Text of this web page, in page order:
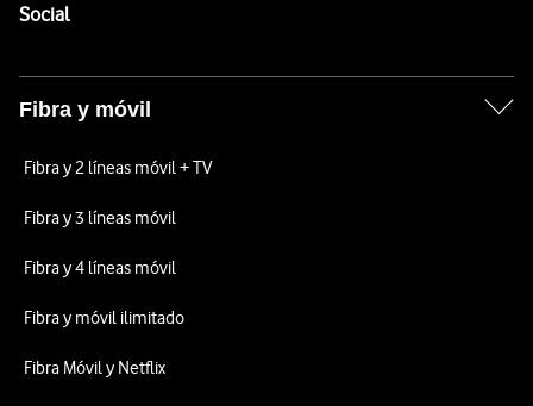
SocialEnlaces a las redes sociales de Vodafone
Fibra y móvil
Fibra y 2 líneas móvil + TV
Fibra y 3 líneas móvil
Fibra y 4 líneas móvil
Fibra y móvil ilimitado
Fibra Móvil y Netflix